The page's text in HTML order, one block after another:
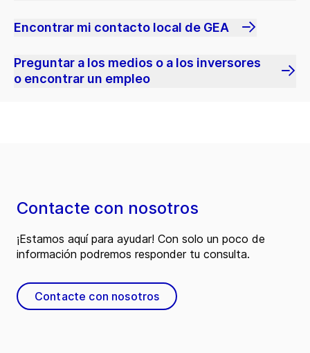
Encontrar mi contacto local de GEA
Preguntar a los medios o a los inversores
o encontrar un empleo
Contacte con nosotros
¡Estamos aquí para ayudar! Con solo un poco de
información podremos responder tu consulta.
Contacte con nosotros